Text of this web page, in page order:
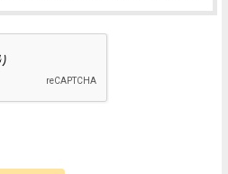
（「開示等」といいます。）を受け付け
苦情及び相談窓口」で受け付けます。
おります。ただし、正確な情報をご提供
調査のためクッキー等を用いております